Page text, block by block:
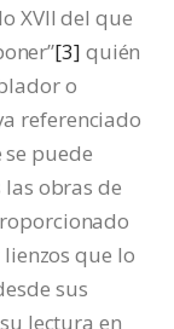
XVII del que
[3] quién
o
referenciado
puede
obras de
que lo
sus
lectura en